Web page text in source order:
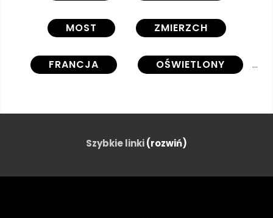
MOST ZMIERZCH
FRANCJA OŚWIETLONY
ŚWIATŁA WIELKIEGO MIASTA
WIECZÓR LATARNIA ULICZNA
Szybkie linki(rozwiń)